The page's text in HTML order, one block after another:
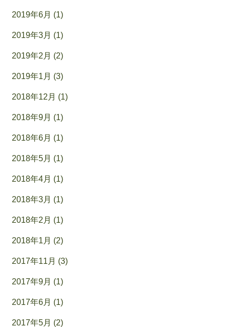
2019年6月 (1)
2019年3月 (1)
2019年2月 (2)
2019年1月 (3)
2018年12月 (1)
2018年9月 (1)
2018年6月 (1)
2018年5月 (1)
2018年4月 (1)
2018年3月 (1)
2018年2月 (1)
2018年1月 (2)
2017年11月 (3)
2017年9月 (1)
2017年6月 (1)
2017年5月 (2)